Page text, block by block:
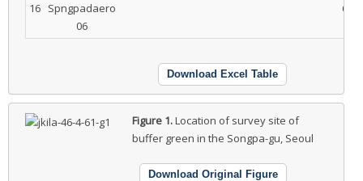
16 Spngpadaero
06
6
Download Excel Table
Figure 1.Location of survey site of
buffer green in the Songpa-gu, Seoul
Download Original Figure